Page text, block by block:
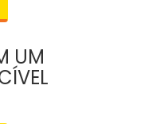
UM